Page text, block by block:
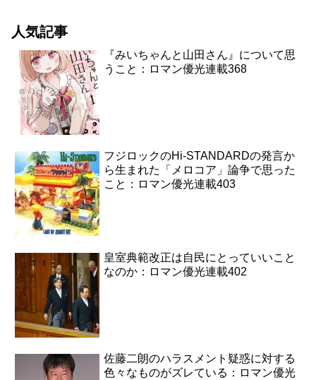
人気記事
『みいちゃんと山田さん』について思
うこと：ロマン優光連載368
フジロックのHi-STANDARDの発言か
ら生まれた「メロコア」論争で思った
こと：ロマン優光連載403
皇室典範改正は自民にとっていいこと
なのか：ロマン優光連載402
佐藤二朗のハラスメント疑惑に対する
色々なものがズレている：ロマン優光